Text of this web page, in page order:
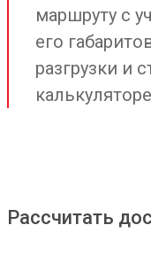
маршруту с
его
разгрузки и
калькуляторе
Рассчитать